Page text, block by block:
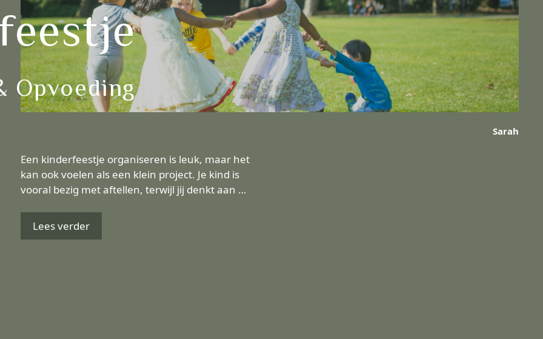
Opvoeding
Sarah
Een kinderfeestje organiseren is leuk, maar het
kan ook voelen als een klein project. Je kind is
vooral bezig met aftellen, terwijl jij denkt aan …
Lees verder